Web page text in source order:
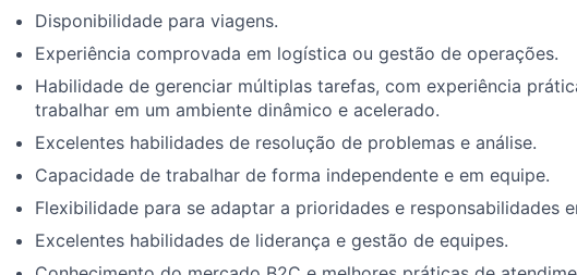
Disponibilidade para viagens.
Experiência comprovada em logística ou gestão de operações.
Habilidade de gerenciar múltiplas tarefas, com experiência
trabalhar em um ambiente dinâmico e acelerado.
Excelentes habilidades de resolução de problemas e análise.
Capacidade de trabalhar de forma independente e em equipe.
Flexibilidade para se adaptar a prioridades e responsabilidades
Excelentes habilidades de liderança e gestão de equipes.